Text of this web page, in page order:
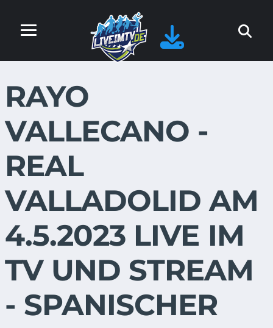
RAYO
VALLECANO -
REAL
VALLADOLID AM
4.5.2023 LIVE IM
TV UND STREAM
- SPANISCHER